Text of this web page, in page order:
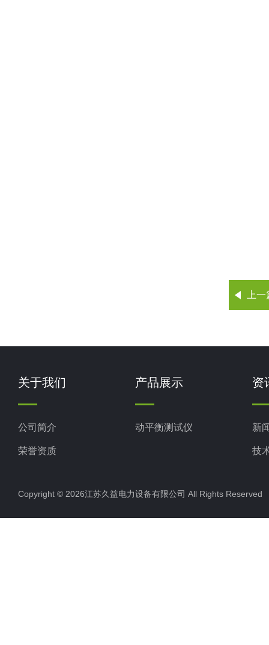
上
关于我们
公司简介
荣誉资质
产品展示
动平衡测试仪
资
新
技
Copyright © 2026江苏久益电力设备有限公司 All Rights